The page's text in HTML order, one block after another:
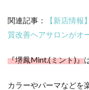
関連記事：
【新店情
質改善ヘアサロンがオ
『堺鳳Mint.(ミント)』
カラーやパーマなどを